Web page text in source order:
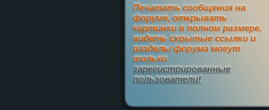
Печатать сообщения на
форуме, открывать
картинки в полном размере,
видеть скрытые ссылки и
разделы форума могут
только
зарегистрированные
пользователи!